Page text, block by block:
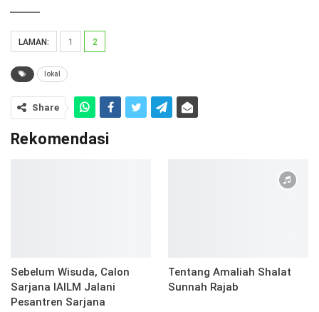
LAMAN: 1 2
lokal
Share
Rekomendasi
Sebelum Wisuda, Calon
Sarjana IAILM Jalani
Pesantren Sarjana
Tentang Amaliah Shalat
Sunnah Rajab